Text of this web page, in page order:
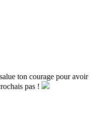
ton courage pour avoir
pas !